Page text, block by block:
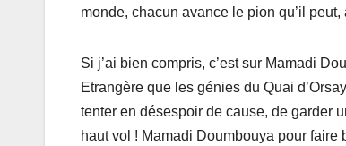
monde, chacun avance le pion qu’il
Si j’ai bien compris, c’est sur Mamadi
Etrangère que les génies du Quai
tenter en désespoir de cause, de garder
haut vol ! Mamadi Doumbouya pour